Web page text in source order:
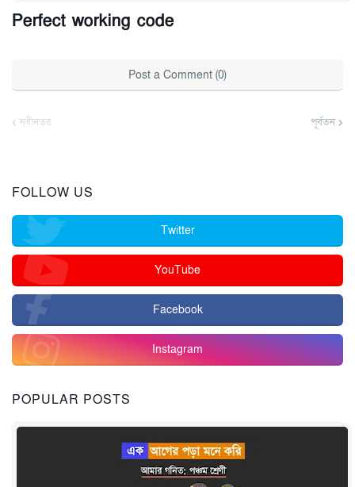
Perfect working code
Post a Comment (0)
নবীনতর পূর্বতন
FOLLOW US
Twitter
YouTube
Facebook
Instagram
POPULAR POSTS